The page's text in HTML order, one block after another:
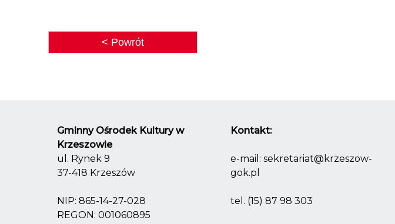
< Powrót
Gminny Ośrodek Kultury w
Krzeszowie
ul. Rynek 9
37-418 Krzeszów
NIP: 865-14-27-028
REGON: 001060895
Kontakt:
e-mail: sekretariat@krzeszow-
gok.pl
tel. (15) 87 98 303